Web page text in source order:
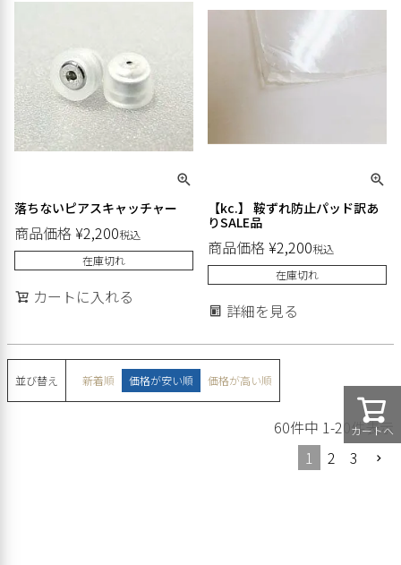
落ちないピアスキャッチャー
商品価格 ¥2,200税込
在庫切れ
カートに入れる
【kc.】 鞍ずれ防止パッド訳あ
りSALE品
商品価格 ¥2,200税込
在庫切れ
詳細を見る
並び替え 新着順 価格が安い順 価格が高い順
60件中 1-20 件表示
1
2 3
カートへ